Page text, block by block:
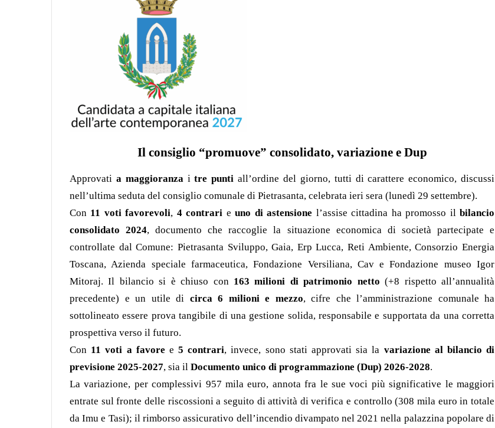
Il consiglio “promuove” consolidato, variazione e Dup
Approvati a maggioranza itre puntiall’ordine del giorno, tutti di carattere economico, discussi
nell’ultima seduta del consiglio comunale di Pietrasanta, celebrata ieri sera (lunedì 29 settembre).
Con 11 voti favorevoli, 4 contrari euno di astensione l’assise cittadina ha promosso ilbilancio
consolidato 2024, documento che raccoglie la situazione economica di società partecipate e
controllate dal Comune: Pietrasanta Sviluppo, Gaia, Erp Lucca, Reti Ambiente, Consorzio Energia
Toscana, Azienda speciale farmaceutica, Fondazione Versiliana, Cav e Fondazione museo Igor
Mitoraj. Il bilancio si è chiuso con 163 milioni di patrimonio netto (+8 rispetto all’annualità
precedente) e un utile di circa 6 milioni e mezzo, cifre che l’amministrazione comunale ha
sottolineato essere prova tangibile di una gestione solida, responsabile e supportata da una corretta
prospettiva verso il futuro.
Con 11 voti a favore e5 contrari, invece, sono stati approvati sia la variazione al bilancio di
previsione 2025-2027, sia il Documento unico di programmazione (Dup) 2026-2028.
La variazione, per complessivi 957 mila euro, annota fra le sue voci più significative le maggiori
entrate sul fronte delle riscossioni a seguito di attività di verifica e controllo (308 mila euro in totale
da Imu e Tasi); il rimborso assicurativo dell’incendio divampato nel 2021 nella palazzina popolare di